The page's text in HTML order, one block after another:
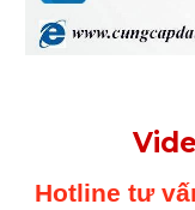
Hotline tư